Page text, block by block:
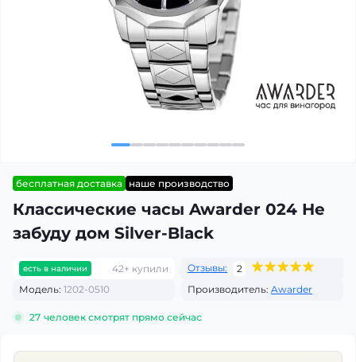
бесплатная доставка наше производство
Классические часы Awarder 024 Не
забуду дом Silver-Black
есть в наличии 42+ купили Отзывы:
2
Модель: 1202-0510 Производитель: Awarder
27 человек смотрят прямо сейчас